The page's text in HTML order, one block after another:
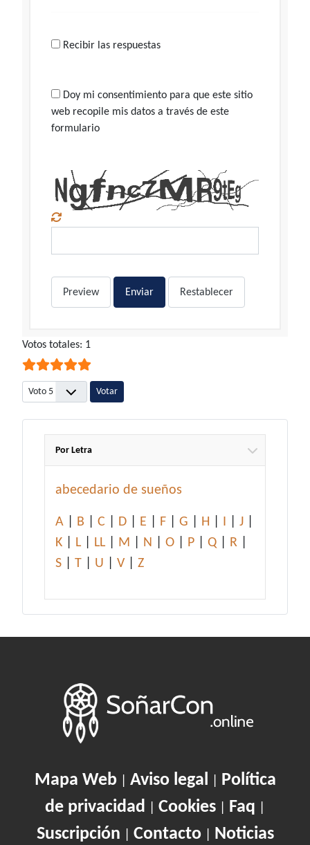
Recibir las respuestas
Doy mi consentimiento para que este sitio
web recopile mis datos a través de este
formulario
Preview Enviar Restablecer
Ratio:5/5
Votos totales: 1
Por favor, vote
Por Letra
abecedario de sueños
A B C D E F G H I J
K
L LL M N O P Q R
S
T U V Z
Mapa Web| Aviso legal
Política
de privacidad
Cookies Faq
Suscripción Contacto| Noticias